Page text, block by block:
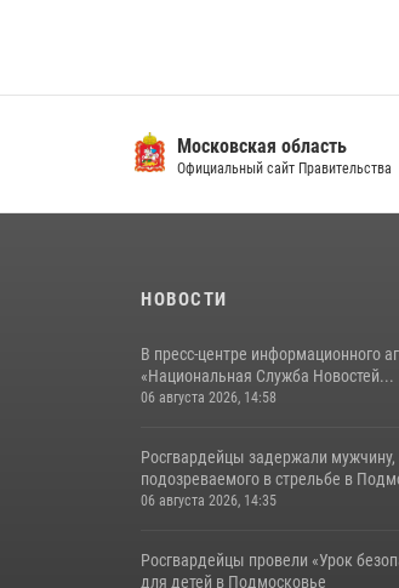
Московская область
Официальный сайт Правительства
НОВОСТИ
В пресс-центре информационного
«Национальная Служба Новостей...
06 августа 2026, 14:58
Росгвардейцы задержали мужчину,
подозреваемого в стрельбе в
06 августа 2026, 14:35
Росгвардейцы провели «Урок
для детей в Подмосковье